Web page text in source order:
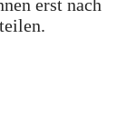
erst nach